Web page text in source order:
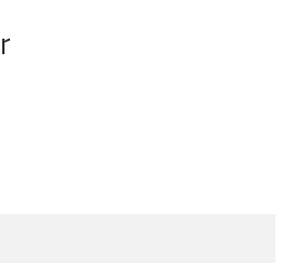
salariés du privé
sécurité sociale
relatives à la